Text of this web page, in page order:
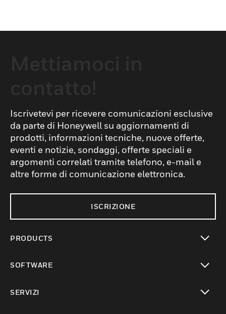
Iscrivetevi per ricevere comunicazioni esclusive
da parte di Honeywell su aggiornamenti di
prodotti, informazioni tecniche, nuove offerte,
eventi e notizie, sondaggi, offerte speciali e
argomenti correlati tramite telefono, e-mail e
altre forme di comunicazione elettronica.
ISCRIZIONE
PRODUCTS
SOFTWARE
SERVIZI